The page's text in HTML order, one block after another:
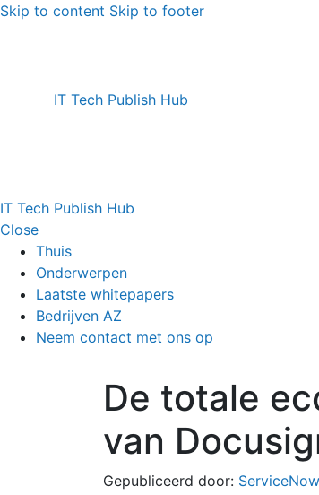
Skip to content Skip to footer
IT Tech Publish Hub
IT Tech Publish Hub
Close
Thuis
Onderwerpen
Laatste whitepapers
Bedrijven AZ
Neem contact met ons op
De totale
van
Gepubliceerd door: ServiceNow